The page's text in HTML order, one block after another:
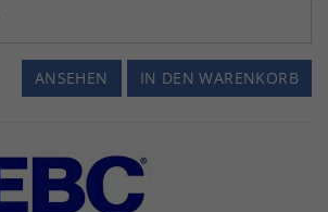
IN DEN WARENKORB
ANSEHEN